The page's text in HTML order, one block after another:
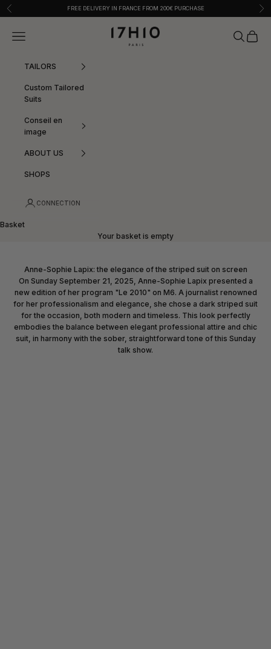
Skip to content
Previous FREE DELIVERY IN FRANCE FROM 200€ PURCHASE
17:10
Menu SearchBasket
TAILORS
Custom Tailored
Suits
Conseil en
image
ABOUT US
SHOPS
CONNECTION
Basket
Your basket is empty
Anne-Sophie Lapix: the elegance of the striped suit on screen
On Sunday September 21, 2025, Anne-Sophie Lapix presented a
new edition of her program "Le 2010" on M6. A journalist renowned
for her professionalism and elegance, she chose a dark striped suit
for the occasion, both modern and timeless. This look perfectly
embodies the balance between elegant professional attire and chic
suit, in harmony with the sober, straightforward tone of this Sunday
talk show.